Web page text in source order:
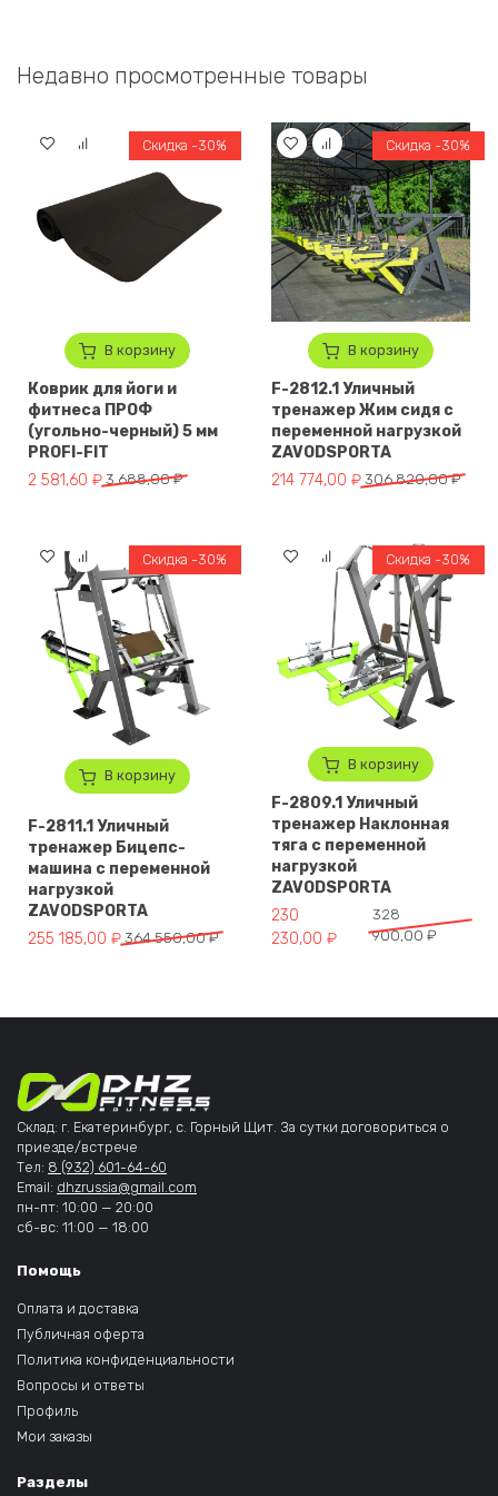
Недавно просмотренные товары
В корзину
Скидка -30%
Коврик для йоги и
фитнеса ПРОФ
(угольно-черный) 5 мм
PROFI-FIT
3 688,00₽
Первоначальная цена составляла 3 688,00 ₽.
2 581,60 ₽
Текущая цена: 2 581,60 ₽.
В корзину
Скидка -30%
F-2812.1 Уличный
тренажер Жим сидя с
переменной нагрузкой
ZAVODSPORTA
306 820,00₽
Первоначальная цена
214 774,00 ₽
Текущая цена: 214 774,00 ₽.
В корзину
Скидка -30%
F-2811.1 Уличный
тренажер Бицепс-
машина с переменной
нагрузкой
ZAVODSPORTA
364 550,00₽
Первоначальная цена составляла 364 550,00 ₽.
255 185,00 ₽
Текущая цена: 255 185,00 ₽.
В корзину
Скидка -30%
F-2809.1 Уличный
тренажер Наклонная
тяга с переменной
нагрузкой
ZAVODSPORTA
328
900,00 ₽
Первоначальная цена
230
230,00 ₽
Текущая цена: 230 230,00 ₽.
Склад: г. Екатеринбург, с. Горный Щит. За сутки договориться о
приезде/встрече
Тел: 8 (932) 601-64-60
Email: dhzrussia@gmail.com
пн-пт: 10:00 — 20:00
сб-вс: 11:00 — 18:00
Помощь
Оплата и доставка
Публичная оферта
Политика конфиденциальности
Вопросы и ответы
Профиль
Мои заказы
Разделы